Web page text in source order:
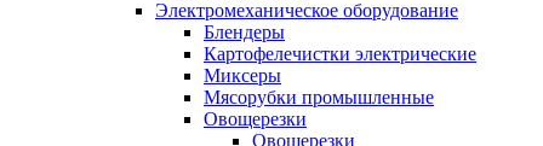
Электромеханическое оборудование
Блендеры
Картофелечистки электрические
Миксеры
Мясорубки промышленные
Овощерезки
Овощерезки